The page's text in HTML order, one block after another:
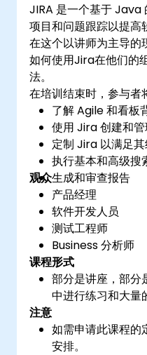
JIRA 是一个基于 Java
项目和问题跟踪以提高
在这个以讲师为主导的
如何使用Jira在他们的
法。
在培训结束时，参与者
了解 Agile 和看板
使用 Jira 创建和管
定制 Jira 以满足
执行基本和高级搜
生成和审查报告
观众
产品经理
软件开发人员
测试工程师
Business 分析师
课程形式
部分是讲座，部分
中进行练习和大量
注意
如需申请此课程的
安排。